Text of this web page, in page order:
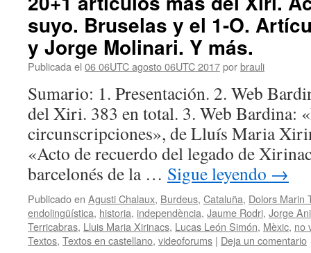
suyo. Bruselas y el 1-O.
y Jorge Molinari. Y más.
Publicada el 06 06UTC agosto 06UTC 2017porbrauli
Sumario: 1. Presentación. 2. Web
del Xiri. 383 en total. 3. Web Bardina:
circunscripciones», de Lluís Maria
«Acto de recuerdo del legado de
barcelonés de la … Sigue leyendo →
Publicado en Agusti Chalaux, Burdeus, Cataluña, Dolors Marin
endolingüística, historia, independència, Jaume Rodri, Jorge
Terricabras, Lluis Maria Xirinacs, Lucas León Simón, Mèxic, no
Textos, Textos en castellano, videoforums | Deja un comentario